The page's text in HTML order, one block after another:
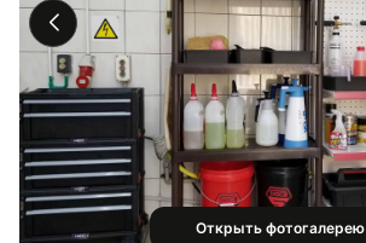
Открыть фотогалерею